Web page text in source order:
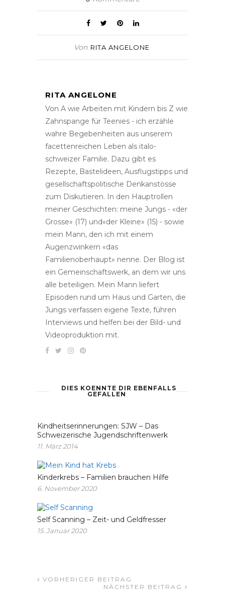
Von RITA ANGELONE
RITA ANGELONE
Von A wie Arbeiten mit Kindern bis Z wie
Zahnspange für Teenies - ich erzähle
wahre Begebenheiten aus unserem
facettenreichen Leben als italo-
schweizer Familie. Dazu gibt es
Rezepte, Bastelideen, Ausflugstipps und
gesellschaftspolitische Denkanstösse
zum Diskutieren. In den Hauptrollen
meiner Geschichten: meine Jungs - «der
Grosse» (17) und«der Kleine» (15) - sowie
mein Mann, den ich mit einem
Augenzwinkern «das
Familienoberhaupt» nenne. Der Blog ist
ein Gemeinschaftswerk, an dem wir uns
alle beteiligen. Mein Mann liefert
Episoden rund um Haus und Garten, die
Jungs verfassen eigene Texte, führen
Interviews und helfen bei der Bild- und
Videoproduktion mit.
DIES KOENNTE DIR EBENFALLS
GEFALLEN
Kindheitserinnerungen: SJW – Das
Schweizerische Jugendschriftenwerk
11. März 2014
Kinderkrebs – Familien brauchen Hilfe
6. November 2020
Self Scanning – Zeit- und Geldfresser
15. Januar 2020
VORHERIGER BEITRAG
NÄCHSTER BEITRAG